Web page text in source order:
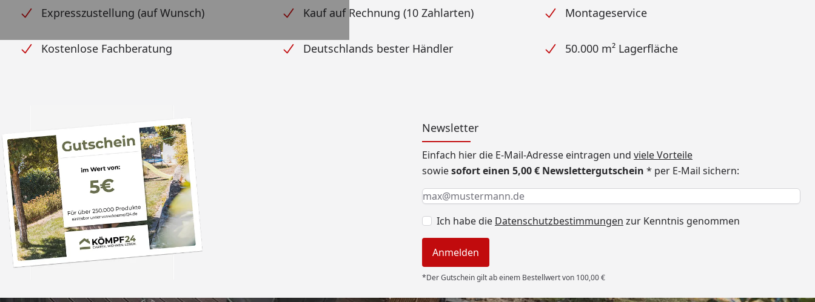
Expresszustellung (auf Wunsch) Kauf auf Rechnung (10 Zahlarten) Montageservice
Kostenlose Fachberatung Deutschlands bester Händler 50.000 m² Lagerfläche
Newsletter
Einfach hier die E-Mail-Adresse eintragen und viele Vorteile
sowiesofort einen 5,00 € Newslettergutschein * per E-Mail sichern:
Keine Eingabe erforderlich
Eingabe erforderlich
E-Mail *
Ich habe die Datenschutzbestimmungen zur Kenntnis genommen
Anmelden
*Der Gutschein gilt ab einem Bestellwert von 100,00 €